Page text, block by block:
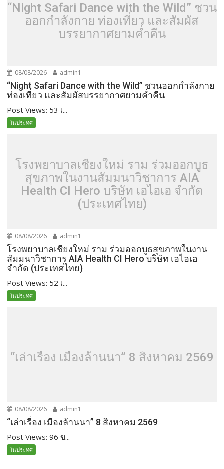
“Night Safari Dance with the Wild” ชวน
ออกกำลังกาย ท่องเที่ยว และสัมผัส
บรรยากาศยามค่ำคืน
08/08/2026 admin1
“Night Safari Dance with the Wild” ชวนออกกำลังกาย
ท่องเที่ยว และสัมผัสบรรยากาศยามค่ำคืน
Post Views: 53 เ...
ในประทศ
โรงพยาบาลเชียงใหม่ ราม ร่วมออกบูธ
สุขภาพในงานสัมมนาวิชาการ AIA
Health CI Hero บริษัท เอไอเอ จำกัด
(ประเทศไทย)
08/08/2026 admin1
โรงพยาบาลเชียงใหม่ ราม ร่วมออกบูธสุขภาพในงาน
สัมมนาวิชาการ AIA Health CI Hero บริษัท เอไอเอ
จำกัด (ประเทศไทย)
Post Views: 52 เ...
ในประทศ
“เล่าเรื่อง เมืองล้านนา” 8 สิงหาคม 2569
08/08/2026 admin1
“เล่าเรื่อง เมืองล้านนา” 8 สิงหาคม 2569
Post Views: 96 ข...
ในประทศ